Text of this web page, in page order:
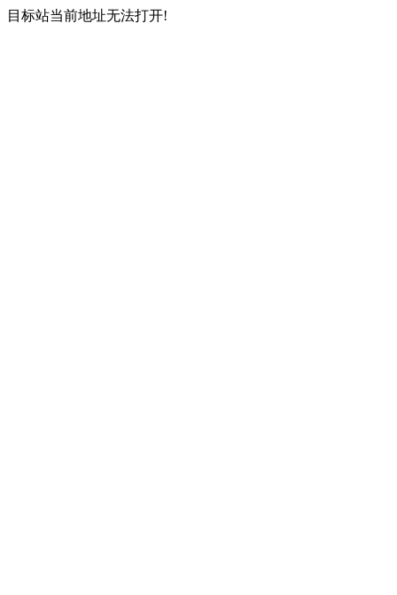
目标站当前地址无法打开!